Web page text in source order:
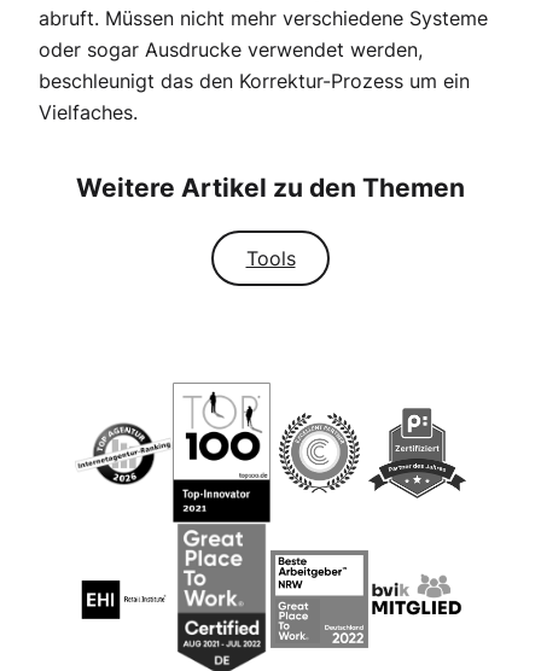
abruft. Müssen nicht mehr verschiedene Systeme
oder sogar Ausdrucke verwendet werden,
beschleunigt das den Korrektur-Prozess um ein
Vielfaches.
Weitere Artikel zu den Themen
Tools